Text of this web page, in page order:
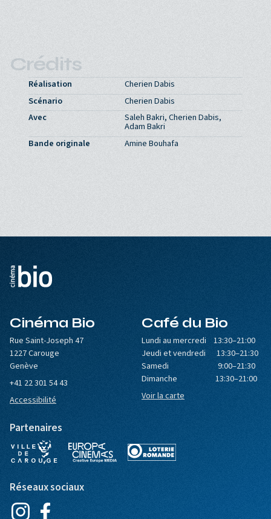
Crédits
Réalisation
Cherien Dabis
Scénario
Cherien Dabis
Avec
Saleh Bakri, Cherien Dabis,
Adam Bakri
Bande originale
Amine Bouhafa
Cinéma Bio
Rue Saint-Joseph 47
1227 Carouge
Genève
+41 22 301 54 43
Accessibilité
Café du Bio
Lundi au mercredi 13:30–21:00
Jeudi et vendredi 13:30–21:30
Samedi 9:00–21:30
Dimanche 13:30–21:00
Voir la carte
Partenaires
Réseaux sociaux